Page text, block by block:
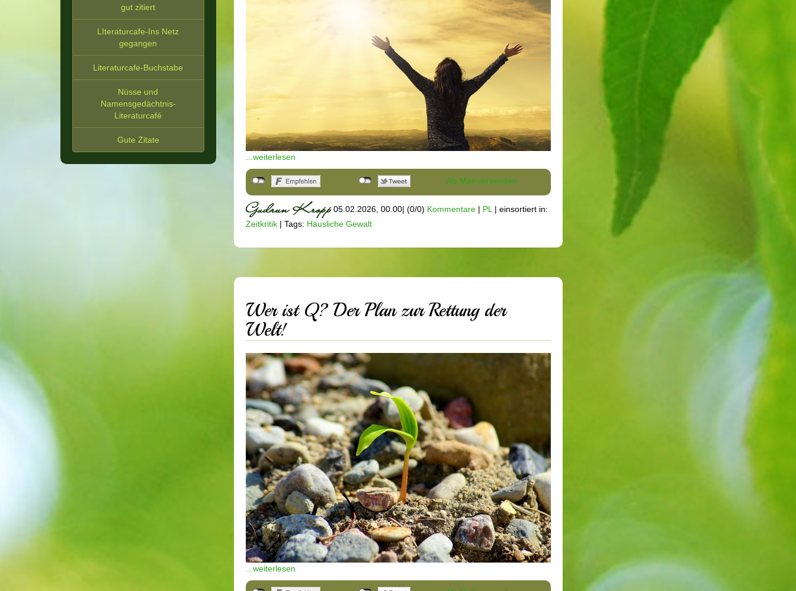
...weiterlesen
Als Mail versenden
05.02.2026, 00.00| (0/0) Kommentare| PL | einsortiert in:
Zeitkritik| Tags: Häusliche Gewalt
Wer ist Q? Der Plan zur Rettung der
Welt!
...weiterlesen
gut zitiert
LIteraturcafe-Ins Netz
gegangen
Literaturcafe-Buchstabe
Nüsse und
Namensgedächtnis-
Literaturcafé
Gute Zitate